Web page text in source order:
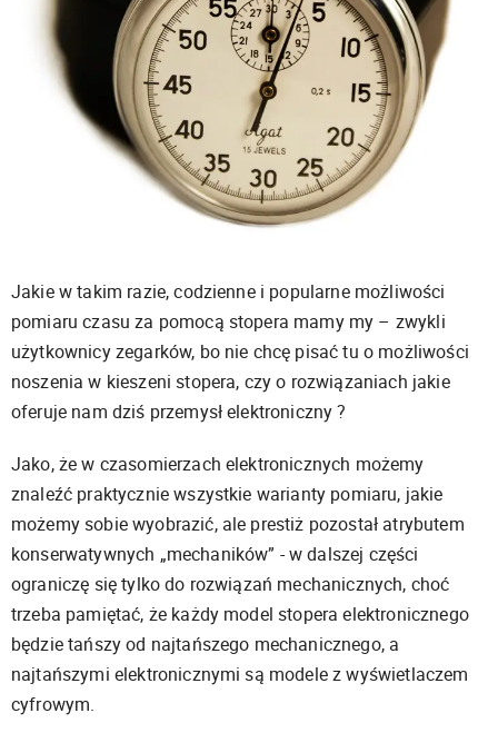
Jakie w takim razie, codzienne i popularne możliwości
pomiaru czasu za pomocą stopera mamy my – zwykli
użytkownicy zegarków, bo nie chcę pisać tu o możliwości
noszenia w kieszeni stopera, czy o rozwiązaniach jakie
oferuje nam dziś przemysł elektroniczny ?
Jako, że w czasomierzach elektronicznych możemy
znaleźć praktycznie wszystkie warianty pomiaru, jakie
możemy sobie wyobrazić, ale prestiż pozostał atrybutem
konserwatywnych „mechaników” - w dalszej części
ograniczę się tylko do rozwiązań mechanicznych, choć
trzeba pamiętać, że każdy model stopera elektronicznego
będzie tańszy od najtańszego mechanicznego, a
najtańszymi elektronicznymi są modele z wyświetlaczem
cyfrowym.